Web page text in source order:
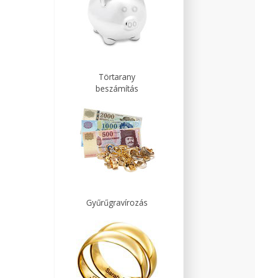
Törtarany
beszámítás
Gyűrűgravírozás